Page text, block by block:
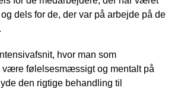
dels for de, der var på arbejde på de
hvor man som
være følelsesmæssigt og mentalt på
den rigtige behandling til